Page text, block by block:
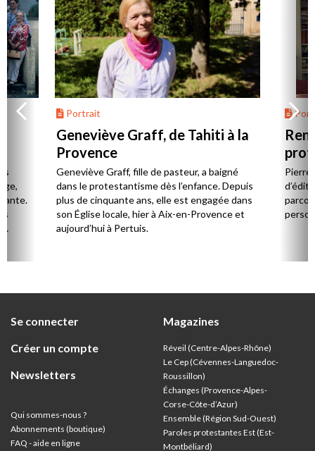
Portrait
Geneviève Graff, de Tahiti à la
Provence
Geneviève Graff, fille de pasteur, a baigné
dans le protestantisme dès l’enfance. Depuis
plus de cinquante ans, elle est engagée dans
son Église locale, hier à Aix-en-Provence et
aujourd’hui à Pertuis.
Se connecter
Créer un compte
Newsletters
Qui sommes-nous ?
Abonnements (boutique)
FAQ - aide en ligne
Magazines
Réveil (Centre-Alpes-Rhône)
Le Cep (Cévennes-Languedoc-
Roussillon)
Échanges (Provence-Alpes-
Corse-Côte-d’Azur)
Ensemble (Région Sud-Ouest)
Paroles protestantes Est (Est-
Montbéliard)